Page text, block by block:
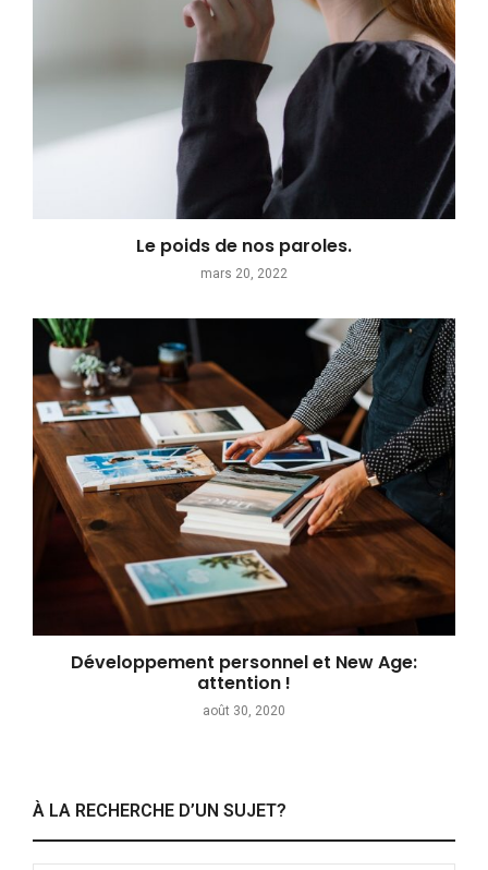
Le poids de nos paroles.
mars 20, 2022
Développement personnel et New Age:
attention !
août 30, 2020
À LA RECHERCHE D’UN SUJET?